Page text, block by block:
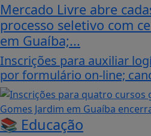
Mercado Livre abre
processo seletivo com
em Guaíba;...
Inscrições para auxiliar
por formulário on-line;
📚 Educação